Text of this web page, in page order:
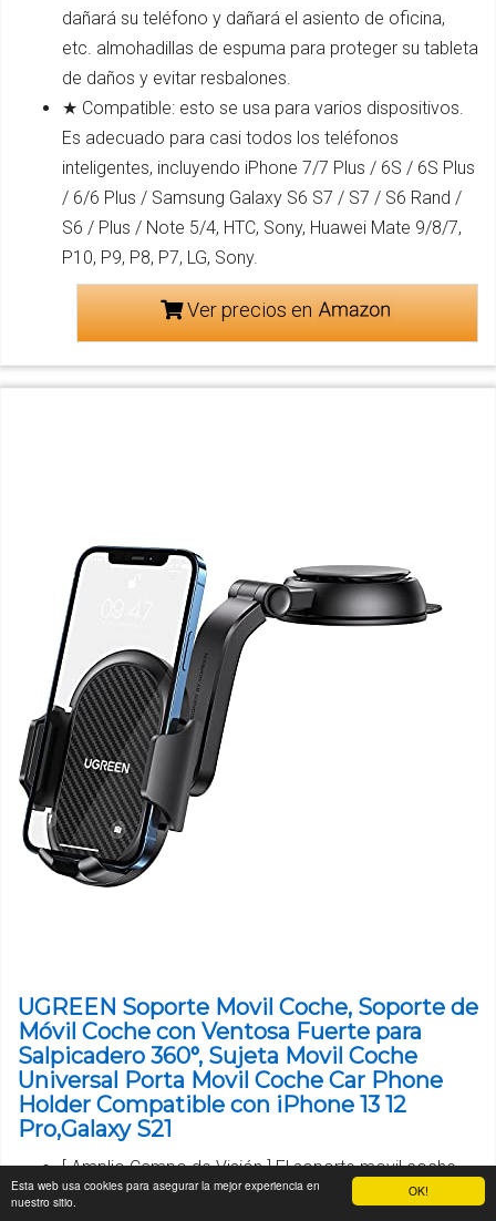
OK!
Esta web usa cookies para asegurar la mejor experiencia en
nuestro sitio.
dañará su teléfono y dañará el asiento de oficina,
etc. almohadillas de espuma para proteger su tableta
de daños y evitar resbalones.
★ Compatible: esto se usa para varios dispositivos.
Es adecuado para casi todos los teléfonos
inteligentes, incluyendo iPhone 7/7 Plus / 6S / 6S Plus
/ 6/6 Plus / Samsung Galaxy S6 S7 / S7 / S6 Rand /
S6 / Plus / Note 5/4, HTC, Sony, Huawei Mate 9/8/7,
P10, P9, P8, P7, LG, Sony.
Ver precios en
UGREEN Soporte Movil Coche, Soporte de
Móvil Coche con Ventosa Fuerte para
Salpicadero 360°, Sujeta Movil Coche
Universal Porta Movil Coche Car Phone
Holder Compatible con iPhone 13 12
Pro,Galaxy S21
[ Amplio Campo de Visión ] El soporte movil coche
para salpicadero adopta un diseño de flexión hacia